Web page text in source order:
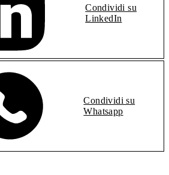
Condividi su
LinkedIn
Condividi su
Whatsapp